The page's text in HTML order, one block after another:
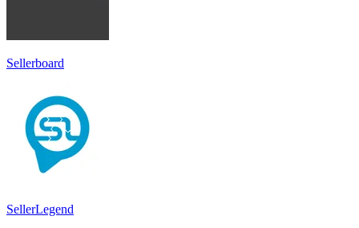
Sellerboard
SellerLegend